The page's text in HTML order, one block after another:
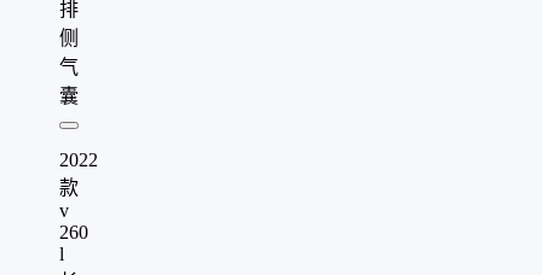
排
侧
气
囊
2022
款
v
260
l